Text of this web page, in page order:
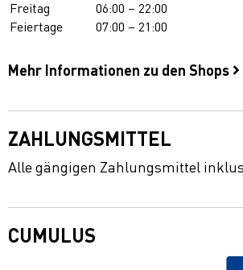
Freitag
06:00 – 22:00
Feiertage
07:00 – 21:00
Mehr Informationen zu den Shops
ZAHLUNGSMITTEL
Alle gängigen Zahlungsmittel
CUMULUS